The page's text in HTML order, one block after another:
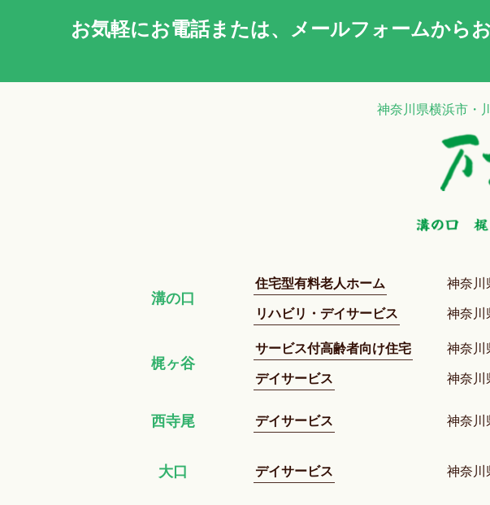
お気軽にお電話または、 メールフォームから
神奈川県横浜市・
溝の口
住宅型有料老人ホーム
リハビリ・デイサービス
神奈
神奈
梶ヶ谷
サービス付高齢者向け住宅
デイサービス
神奈川
神奈川
西寺尾 デイサービス 神奈
大口 デイサービス 神奈川